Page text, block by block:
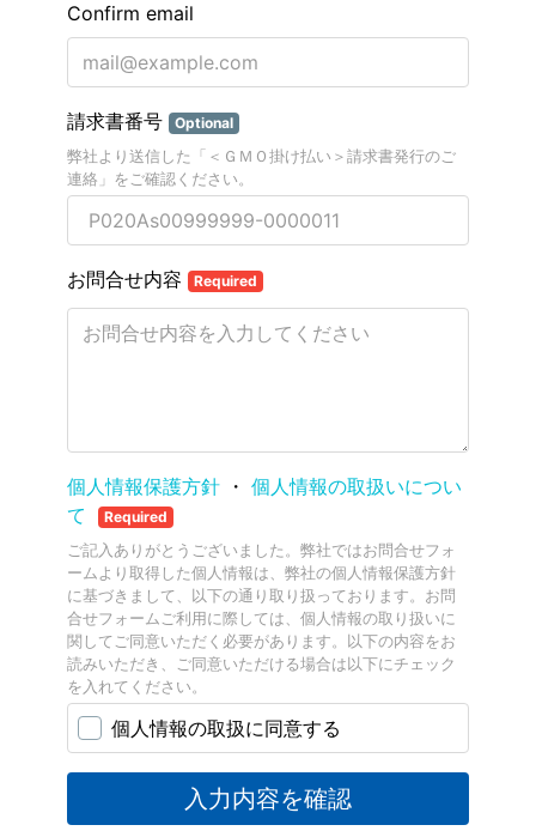
Confirm email
請求書番号 Optional
弊社より送信した「＜ＧＭＯ掛け払い＞請求書発行のご
連絡」をご確認ください。
お問合せ内容 Required
個人情報保護方針 ・ 個人情報の取扱いについ
て
Required
ご記入ありがとうございました。弊社ではお問合せフォ
ームより取得した個人情報は、弊社の個人情報保護方針
に基づきまして、以下の通り取り扱っております。お問
合せフォームご利用に際しては、個人情報の取り扱いに
関してご同意いただく必要があります。以下の内容をお
読みいただき、ご同意いただける場合は以下にチェック
を入れてください。
個人情報の取扱に同意する
入力内容を確認